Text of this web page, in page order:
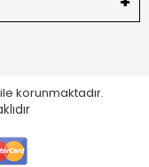
korunmaktadır.